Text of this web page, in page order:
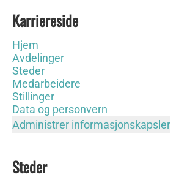
Karriereside
Hjem
Avdelinger
Steder
Medarbeidere
Stillinger
Data og personvern
Administrer informasjonskapsler
Steder